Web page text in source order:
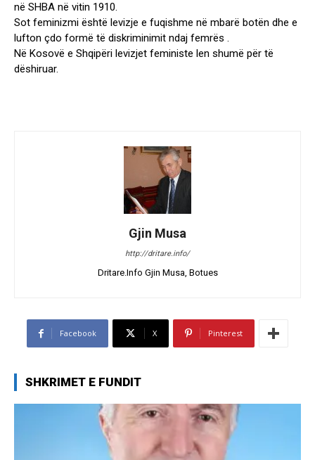
në SHBA në vitin 1910.
Sot feminizmi është levizje e fuqishme në mbarë botën dhe e
lufton çdo formë të diskriminimit ndaj femrës .
Në Kosovë e Shqipëri levizjet feministe len shumë për të
dëshiruar.
Gjin Musa
http://dritare.info/
Dritare.Info Gjin Musa, Botues
Facebook X Pinterest
SHKRIMET E FUNDIT